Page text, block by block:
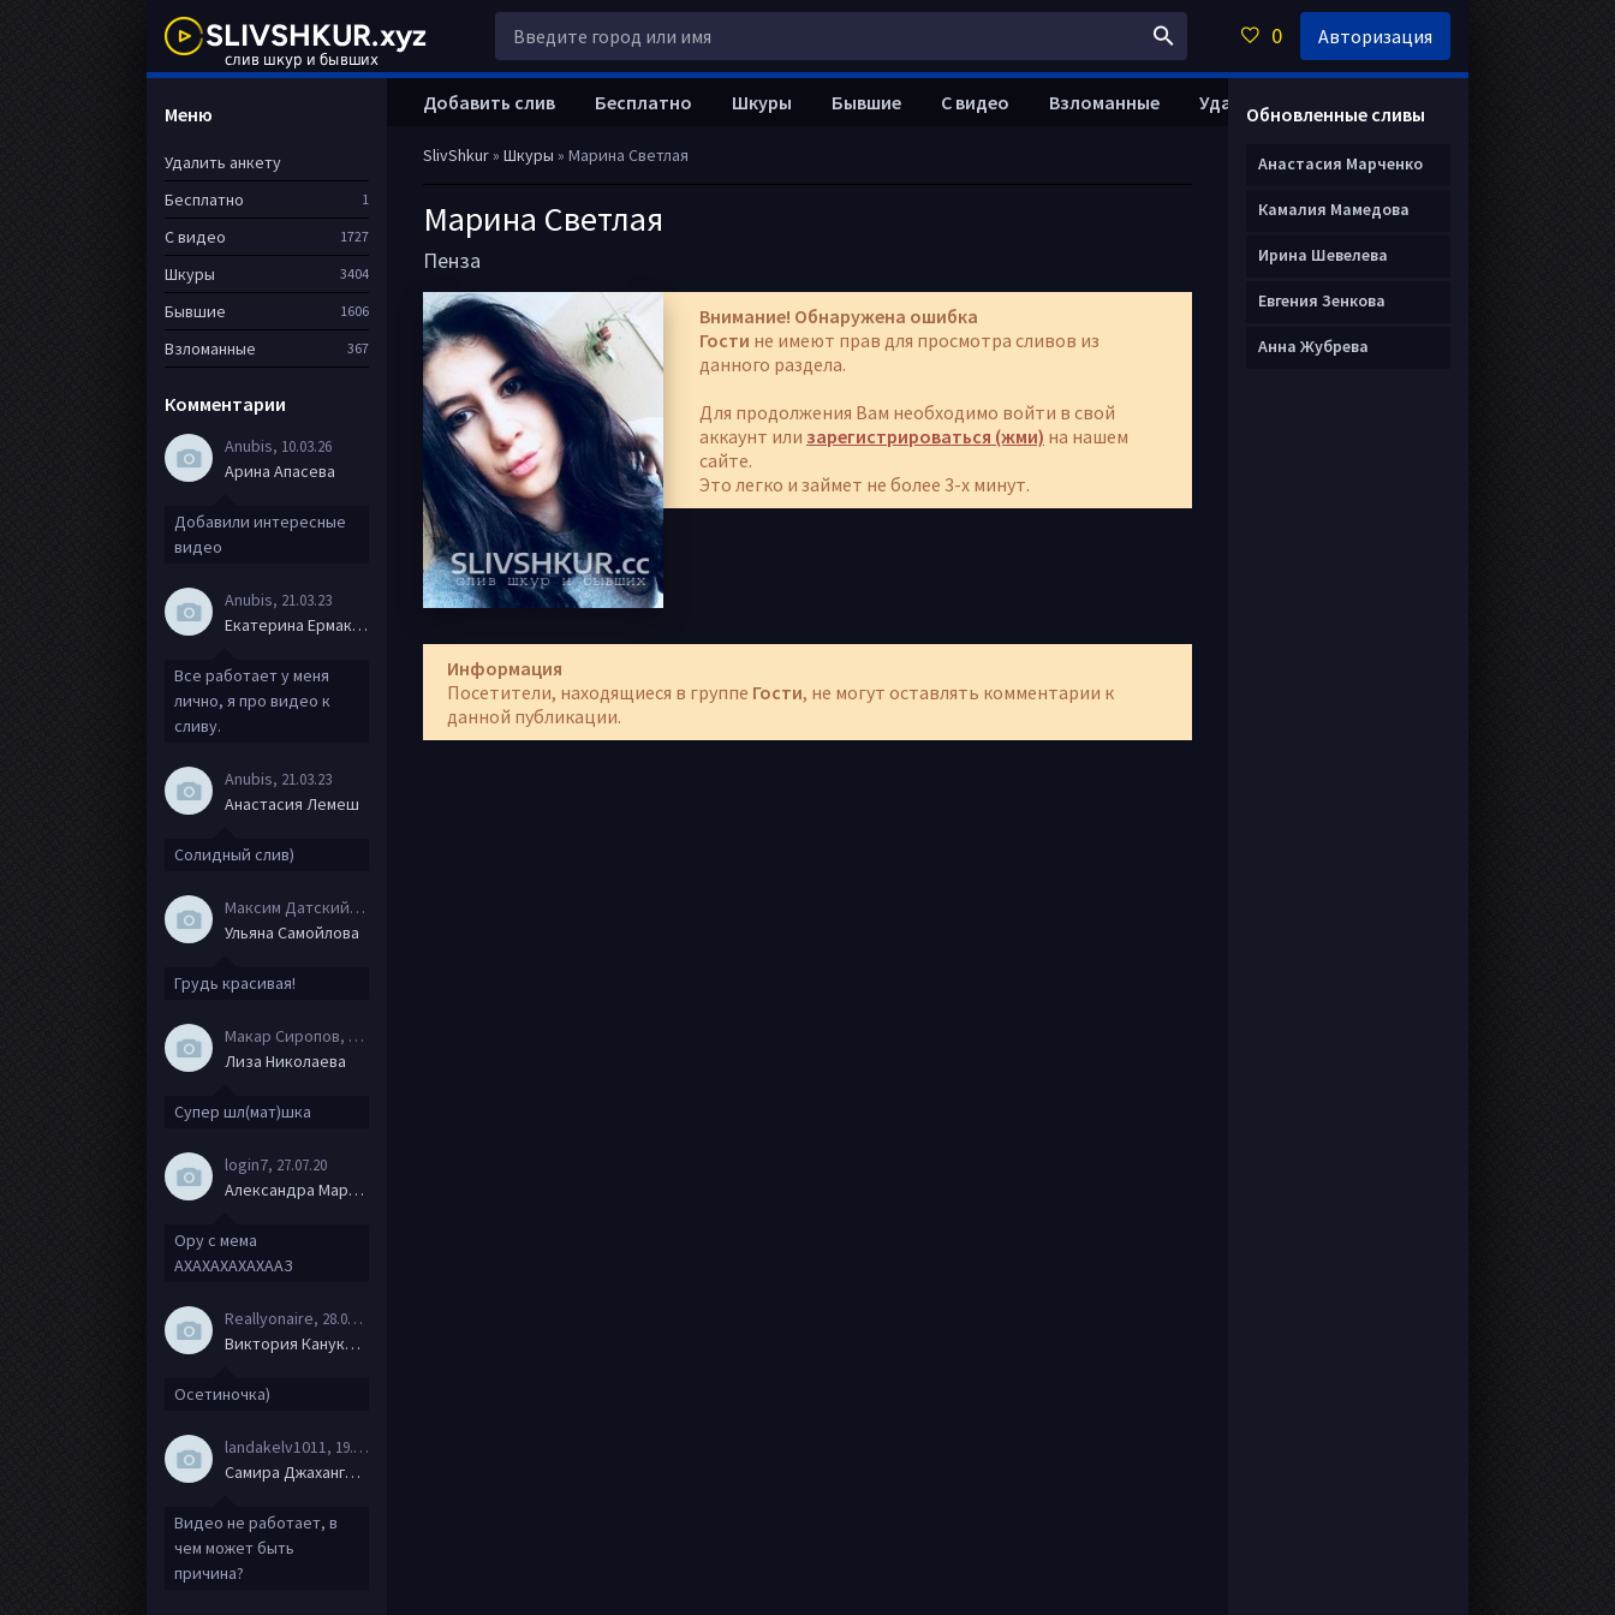
SlivShkur» Шкуры » Марина Светлая
Марина Светлая
Пенза
Внимание! Обнаружена ошибка
Гости не имеют прав для просмотра сливов из
данного раздела.
Для продолжения Вам необходимо войти в свой
аккаунт или зарегистрироваться (жми) на нашем
сайте.
Это легко и займет не более 3-х минут.
Информация
Посетители, находящиеся в группе Гости, не могут оставлять комментарии к
данной публикации.
Добавить слив Бесплатно Шкуры Бывшие С видео Взломанные Удалить анкету
Меню
Удалить анкету
Бесплатно
1
С видео 1727
Шкуры 3404
Бывшие 1606
Взломанные 367
Комментарии
Anubis, 10.03.26
Арина Апасева
Добавили интересные
видео
Anubis, 21.03.23
Екатерина Ермакова
Все работает у меня
лично, я про видео к
сливу.
Anubis, 21.03.23
Анастасия Лемеш
Солидный слив)
Максим Датский
, 15.08.20
Ульяна Самойлова
Грудь красивая!
Макар Сиропов, 08.08.20
Лиза Николаева
Супер шл(мат)шка
login7, 27.07.20
Александра Маркова
Ору с мема
АХАХАХАХАХААЗ
Reallyonaire, 28.06.20
Виктория Канукова
Осетиночка)
landakelv1011 , 19.06.20
Самира Джахангирова
Видео не работает, в
чем может быть
причина?
Обновленные сливы
Анастасия Марченко
Камалия Мамедова
Ирина Шевелева
Евгения Зенкова
Анна Жубрева
0 Авторизация